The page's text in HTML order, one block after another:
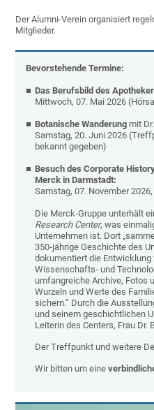
Der Alumni-Verein organisiert
Mitglieder.
Bevorstehende Termine:
Das Berufsbild des
Mittwoch, 07. Mai 2026
Botanische Wanderung mit
Samstag, 20. Juni 2026 (
bekannt gegeben)
Besuch desCorporate
Merck in Darmstadt:
Samstag, 07. November
Die Merck-Gruppe unterhält
Research Center, was
Unternehmen ist. Dort
350-jährige Geschichte des
dokumentiert die
Wissenschafts- und
umfangreiche Archive, Fotos
Wurzeln und Werte des
sichern.” Durch die
und seinem geschichtlichen
Leiterin des Centers, Frau Dr.
Der Treffpunkt und weitere
Wir bitten um eine